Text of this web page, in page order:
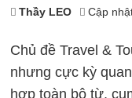
Thầy LEO Cập
Chủ đề Travel &
nhưng cực kỳ
hợp toàn bộ từ,